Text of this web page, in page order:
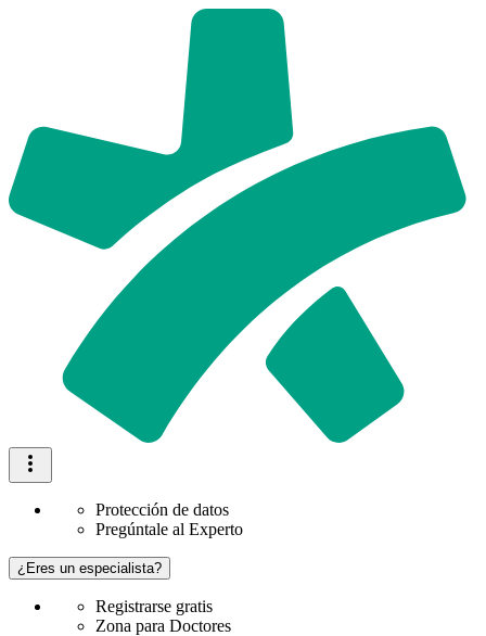
Protección de datos
Pregúntale al Experto
¿Eres un especialista?
Registrarse gratis
Zona para Doctores